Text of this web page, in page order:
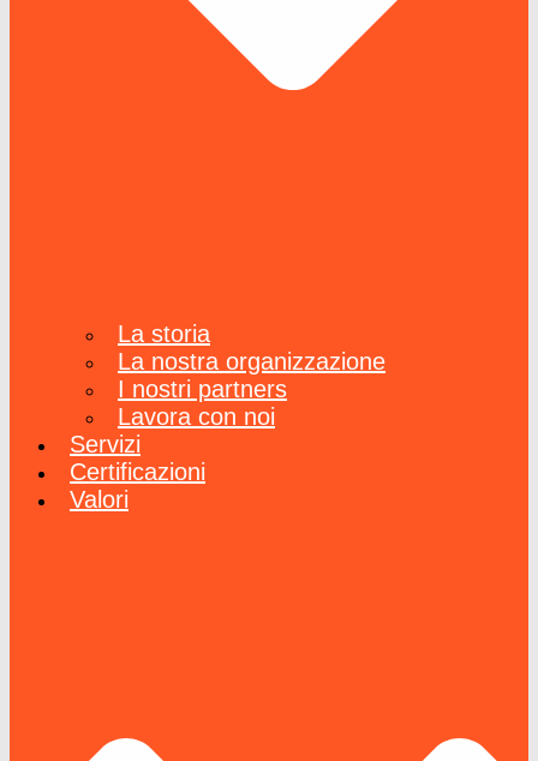
La storia
La nostra organizzazione
I nostri partners
Lavora con noi
Servizi
Certificazioni
Valori